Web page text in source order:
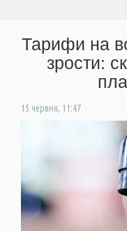
Тарифи на
зрости:
15 червня, 11:47